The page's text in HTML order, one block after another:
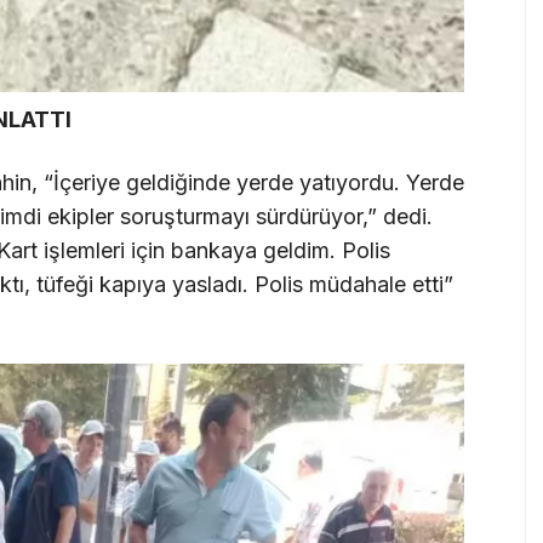
“İçeriye geldiğinde yerde yatıyordu. Yerde
ekipler soruşturmayı sürdürüyor,” dedi.
işlemleri için bankaya geldim. Polis
tüfeği kapıya yasladı. Polis müdahale etti”